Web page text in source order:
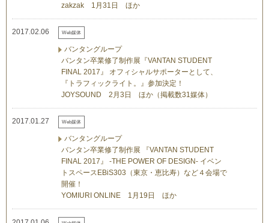
zakzak 1月31日 ほか
2017.02.06 Web媒体
バンタングループ
バンタン卒業修了制作展『VANTAN STUDENT
FINAL 2017』 オフィシャルサポーターとして、
『トラフィックライト。』参加決定！
JOYSOUND 2月3日 ほか（掲載数31媒体）
2017.01.27 Web媒体
バンタングループ
バンタン卒業修了制作展 『VANTAN STUDENT
FINAL 2017』 -THE POWER OF DESIGN- イベン
トスペースEBiS303（東京・恵比寿）など４会場で
開催！
YOMIURI ONLINE 1月19日 ほか